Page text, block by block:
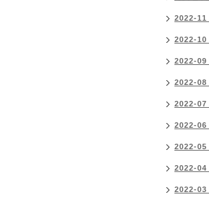
2022-11
2022-10
2022-09
2022-08
2022-07
2022-06
2022-05
2022-04
2022-03